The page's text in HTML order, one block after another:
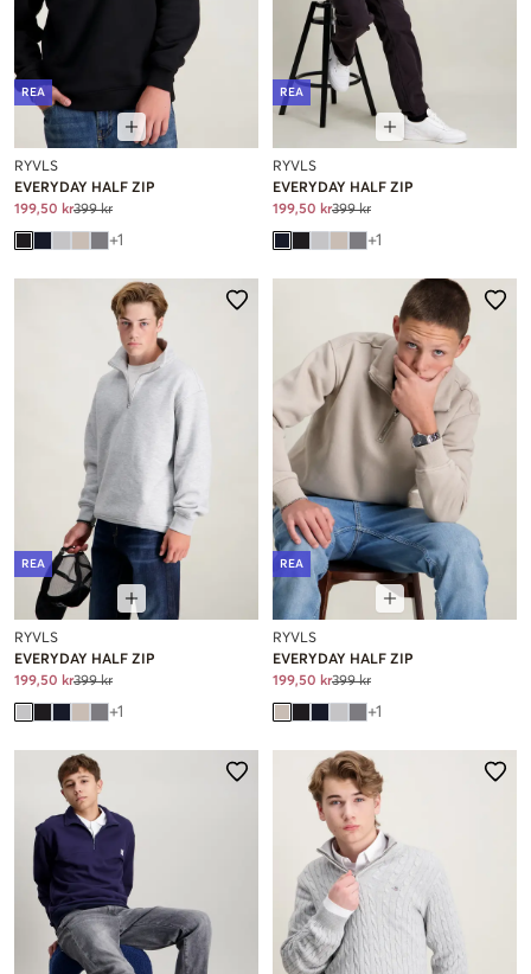
REA
RYVLS
EVERYDAY HALF ZIP
199,50 kr399 kr
+1
REA
RYVLS
EVERYDAY HALF ZIP
199,50 kr399 kr
+1
REA
RYVLS
EVERYDAY HALF ZIP
199,50 kr399 kr
+1
REA
RYVLS
EVERYDAY HALF ZIP
199,50 kr399 kr
+1